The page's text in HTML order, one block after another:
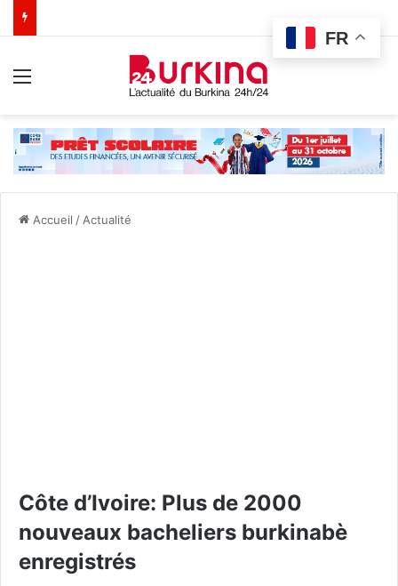
Accueil / Actualité
Côte d’Ivoire: Plus de 2000
nouveaux bacheliers burkinabè
enregistrés
FR